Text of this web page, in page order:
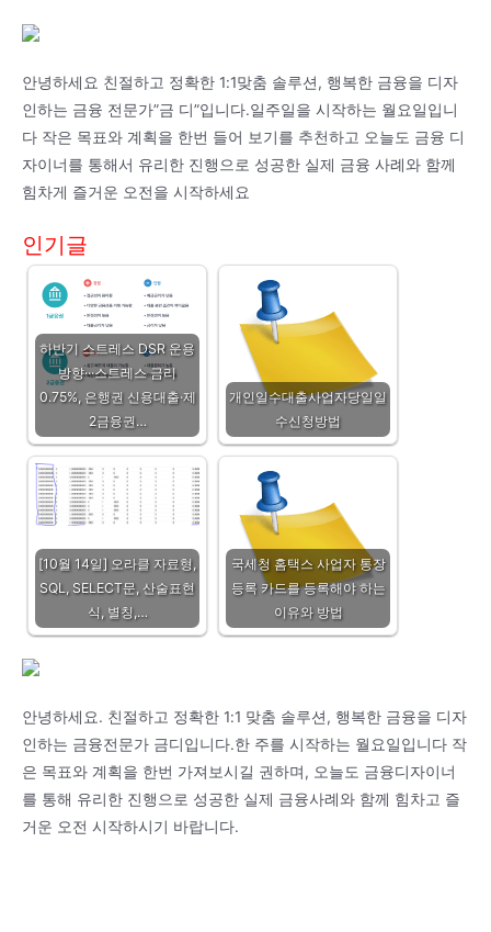
안녕하세요 친절하고 정확한 1:1맞춤 솔루션, 행복한 금융을 디자
인하는 금융 전문가”금 디”입니다.일주일을 시작하는 월요일입니
다 작은 목표와 계획을 한번 들어 보기를 추천하고 오늘도 금융 디
자이너를 통해서 유리한 진행으로 성공한 실제 금융 사례와 함께
힘차게 즐거운 오전을 시작하세요
인기글
하반기 스트레스 DSR 운용
방향···스트레스 금리
0.75%, 은행권 신용대출·제
2금융권…
개인일수대출사업자당일일
수신청방법
[10월 14일] 오라클 자료형,
SQL, SELECT문, 산술표현
식, 별칭,…
국세청 홈택스 사업자 통장
등록 카드를 등록해야 하는
이유와 방법
안녕하세요. 친절하고 정확한 1:1 맞춤 솔루션, 행복한 금융을 디자
인하는 금융전문가 금디입니다.한 주를 시작하는 월요일입니다 작
은 목표와 계획을 한번 가져보시길 권하며, 오늘도 금융디자이너
를 통해 유리한 진행으로 성공한 실제 금융사례와 함께 힘차고 즐
거운 오전 시작하시기 바랍니다.